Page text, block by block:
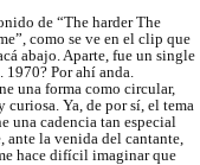
de “The harder The
como se ve en el clip que
abajo. Aparte, fue un single
1970? Por ahí anda.
una forma como circular,
curiosa. Ya, de por sí, el tema
una cadencia tan especial
ante la venida del cantante,
hace difícil imaginar que